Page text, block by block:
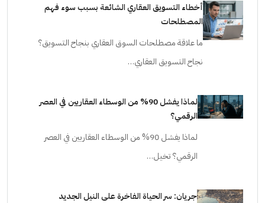
أخطاء التسويق العقاري الشائعة بسبب سوء فهم
المصطلحات
ما علاقة مصطلحات السوق العقاري بنجاح التسويق؟
نجاح التسويق العقاري…
لماذا يفشل 90% من الوسطاء العقاريين في العصر
الرقمي؟
لماذا يفشل 90% من الوسطاء العقاريين في العصر
الرقمي؟ تخيل…
جريان: سر الحياة الفاخرة على النيل الجديد